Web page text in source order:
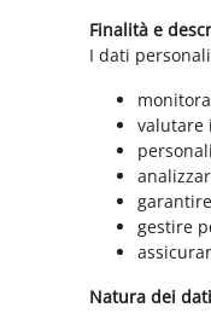
Finalità e
I dati
valutare
gestire
Natura dei